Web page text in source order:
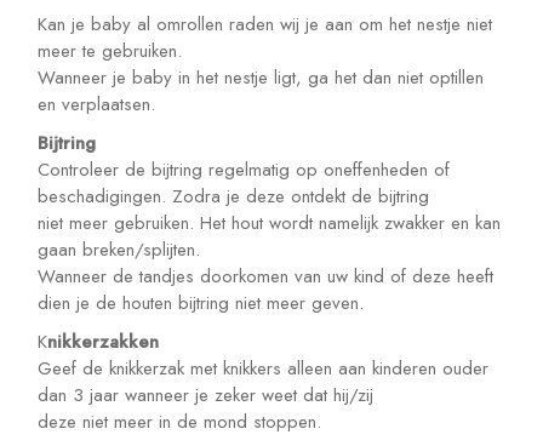
Kan je baby al omrollen raden wij je aan om het nestje niet
meer te gebruiken.
Wanneer je baby in het nestje ligt, ga het dan niet optillen
en verplaatsen.
Bijtring
Controleer de bijtring regelmatig op oneffenheden of
beschadigingen. Zodra je deze ontdekt de bijtring
niet meer gebruiken. Het hout wordt namelijk zwakker en kan
gaan breken/splijten.
Wanneer de tandjes doorkomen van uw kind of deze heeft
dien je de houten bijtring niet meer geven.
Knikkerzakken
Geef de knikkerzak met knikkers alleen aan kinderen ouder
dan 3 jaar wanneer je zeker weet dat hij/zij
deze niet meer in de mond stoppen.